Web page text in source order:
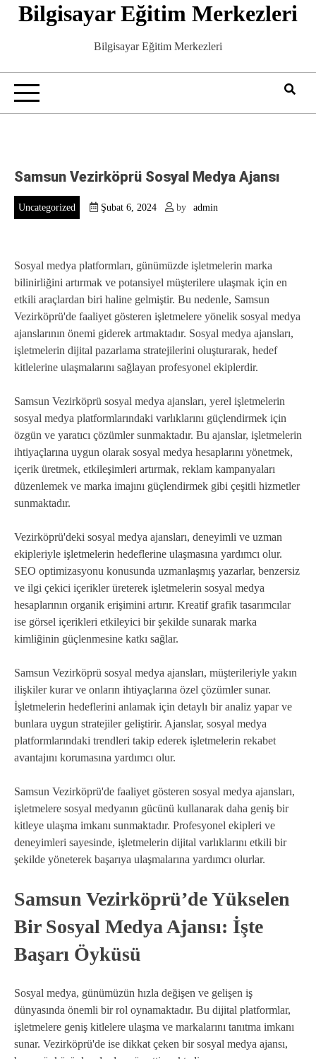
SkipBilgisayar Eğitim Merkezleri
Bilgisayar Eğitim Merkezleri
Samsun Vezirköprü Sosyal Medya Ajansı
Uncategorized Şubat 6, 2024 by admin
Sosyal medya platformları, günümüzde işletmelerin marka
bilinirliğini artırmak ve potansiyel müşterilere ulaşmak için en
etkili araçlardan biri haline gelmiştir. Bu nedenle, Samsun
Vezirköprü'de faaliyet gösteren işletmelere yönelik sosyal medya
ajanslarının önemi giderek artmaktadır. Sosyal medya ajansları,
işletmelerin dijital pazarlama stratejilerini oluşturarak, hedef
kitlelerine ulaşmalarını sağlayan profesyonel ekiplerdir.
Samsun Vezirköprü sosyal medya ajansları, yerel işletmelerin
sosyal medya platformlarındaki varlıklarını güçlendirmek için
özgün ve yaratıcı çözümler sunmaktadır. Bu ajanslar, işletmelerin
ihtiyaçlarına uygun olarak sosyal medya hesaplarını yönetmek,
içerik üretmek, etkileşimleri artırmak, reklam kampanyaları
düzenlemek ve marka imajını güçlendirmek gibi çeşitli hizmetler
sunmaktadır.
Vezirköprü'deki sosyal medya ajansları, deneyimli ve uzman
ekipleriyle işletmelerin hedeflerine ulaşmasına yardımcı olur.
SEO optimizasyonu konusunda uzmanlaşmış yazarlar, benzersiz
ve ilgi çekici içerikler üreterek işletmelerin sosyal medya
hesaplarının organik erişimini artırır. Kreatif grafik tasarımcılar
ise görsel içerikleri etkileyici bir şekilde sunarak marka
kimliğinin güçlenmesine katkı sağlar.
Samsun Vezirköprü sosyal medya ajansları, müşterileriyle yakın
ilişkiler kurar ve onların ihtiyaçlarına özel çözümler sunar.
İşletmelerin hedeflerini anlamak için detaylı bir analiz yapar ve
bunlara uygun stratejiler geliştirir. Ajanslar, sosyal medya
platformlarındaki trendleri takip ederek işletmelerin rekabet
avantajını korumasına yardımcı olur.
Samsun Vezirköprü'de faaliyet gösteren sosyal medya ajansları,
işletmelere sosyal medyanın gücünü kullanarak daha geniş bir
kitleye ulaşma imkanı sunmaktadır. Profesyonel ekipleri ve
deneyimleri sayesinde, işletmelerin dijital varlıklarını etkili bir
şekilde yöneterek başarıya ulaşmalarına yardımcı olurlar.
Samsun Vezirköprü’de Yükselen
Bir Sosyal Medya Ajansı: İşte
Başarı Öyküsü
Sosyal medya, günümüzün hızla değişen ve gelişen iş
dünyasında önemli bir rol oynamaktadır. Bu dijital platformlar,
işletmelere geniş kitlelere ulaşma ve markalarını tanıtma imkanı
sunar. Vezirköprü'de ise dikkat çeken bir sosyal medya ajansı,